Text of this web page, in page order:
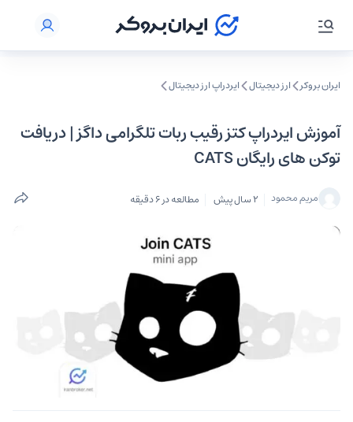
ایران بروکر ارز دیجیتال ایردراپ ارز دیجیتال
آموزش ایردراپ کتز رقیب ربات تلگرامی داگز | دریافت
توکن های رایگان CATS
مریم محمود 2 سال پیش مطالعه در 6 دقیقه